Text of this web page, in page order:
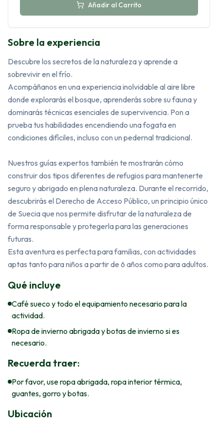
Añadir al Carrito
Sobre la experiencia
Descubre los secretos de la naturaleza y aprende a
sobrevivir en el frío.
Acompáñanos en una experiencia inolvidable al aire libre
donde explorarás el bosque, aprenderás sobre su fauna y
dominarás técnicas esenciales de supervivencia. Pon a
prueba tus habilidades encendiendo una fogata en
condiciones difíciles, incluso con un pedernal tradicional.
Nuestros guías expertos también te mostrarán cómo
construir dos tipos diferentes de refugios para mantenerte
seguro y abrigado en plena naturaleza. Durante el recorrido,
descubrirás el Derecho de Acceso Público, un principio único
de Suecia que nos permite disfrutar de la naturaleza de
forma responsable y protegerla para las generaciones
futuras.
Esta aventura es perfecta para familias, con actividades
aptas tanto para niños a partir de 6 años como para adultos.
Qué incluye
Café sueco y todo el equipamiento necesario para la
actividad.
Ropa de invierno abrigada y botas de invierno si es
necesario.
Recuerda traer:
Por favor, use ropa abrigada, ropa interior térmica,
guantes, gorro y botas.
Ubicación